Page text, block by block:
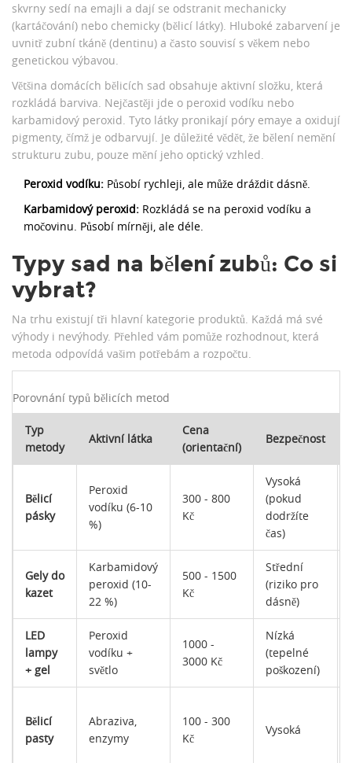
skvrny sedí na emajli a dají se odstranit mechanicky
(kartáčování) nebo chemicky (bělicí látky). Hluboké zabarvení je
uvnitř zubní tkáně (dentinu) a často souvisí s věkem nebo
genetickou výbavou.
Většina domácích bělicích sad obsahuje aktivní složku, která
rozkládá barviva. Nejčastěji jde o peroxid vodíku nebo
karbamidový peroxid. Tyto látky pronikají póry emaye a oxidují
pigmenty, čímž je odbarvují. Je důležité vědět, že bělení nemění
strukturu zubu, pouze mění jeho optický vzhled.
Peroxid vodíku: Působí rychleji, ale může dráždit dásně.
Karbamidový peroxid: Rozkládá se na peroxid vodíku a
močovinu. Působí mírněji, ale déle.
Typy sad na bělení zubů: Co si
vybrat?
Na trhu existují tři hlavní kategorie produktů. Každá má své
výhody i nevýhody. Přehled vám pomůže rozhodnout, která
metoda odpovídá vašim potřebám a rozpočtu.
Porovnání typů bělicích metod
Typ
metody
Aktivní látka
Cena
(orientační)
Bezpečnost
Bělicí
pásky
Peroxid
vodíku (6-10
%)
300 - 800
Kč
Vysoká
(pokud
dodržíte
čas)
Gely do
kazet
Karbamidový
peroxid (10-
22 %)
500 - 1500
Kč
Střední
(riziko pro
dásně)
LED
lampy
+ gel
Peroxid
vodíku +
světlo
1000 -
3000 Kč
Nízká
(tepelné
poškození)
Bělicí
pasty
Abraziva,
enzymy
100 - 300
Kč
Vysoká